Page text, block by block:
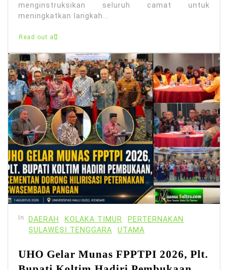
menginstruksikan seluruh camat untuk
meningkatkan langkah...
Read out all
In DAERAH KOLAKA TIMUR
PERTERNAKAN
SULAWESI TENGGARA
UTAMA
UHO Gelar Munas FPPTPI 2026, Plt.